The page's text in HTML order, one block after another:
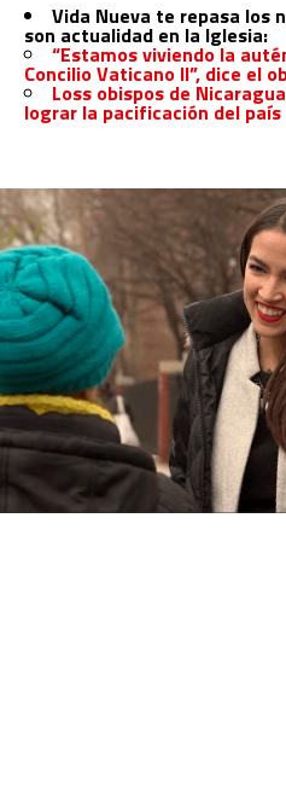
Vida Nueva te repasa los
son actualidad en la Iglesia:
“Estamos viviendo la
Concilio Vaticano II”, dice el
Loss obispos de
lograr la pacificación del país